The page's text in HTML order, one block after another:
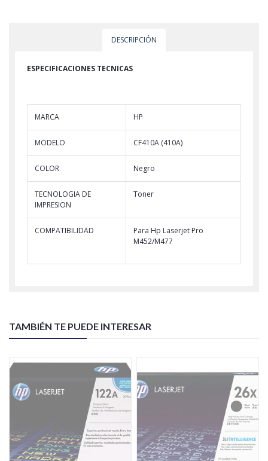
DESCRIPCIÓN
ESPECIFICACIONES TECNICAS
MARCA HP
MODELO CF410A (410A)
COLOR Negro
TECNOLOGIA DE
IMPRESION
Toner
COMPATIBILIDAD
Para Hp Laserjet Pro
M452/M477
TAMBIÉN TE PUEDE INTERESAR